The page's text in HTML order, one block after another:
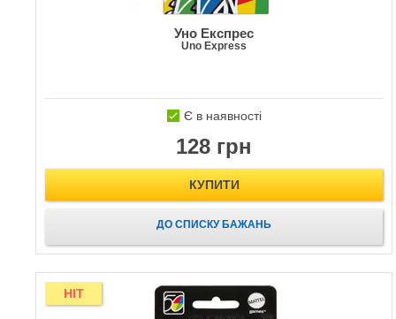
Уно Експрес
Uno Express
Є в наявності
128 грн
КУПИТИ
ДО СПИСКУ БАЖАНЬ
HIT